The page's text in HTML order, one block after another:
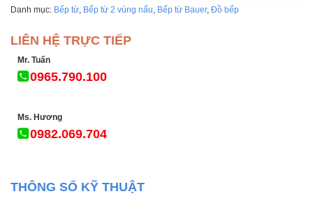
Danh mục: Bếp từ, Bếp từ 2 vùng nấu, Bếp từ Bauer, Đồ bếp
LIÊN HỆ TRỰC TIẾP
Mr. Tuấn
0965.790.100
Ms. Hương
0982.069.704
THÔNG SỐ KỸ THUẬT